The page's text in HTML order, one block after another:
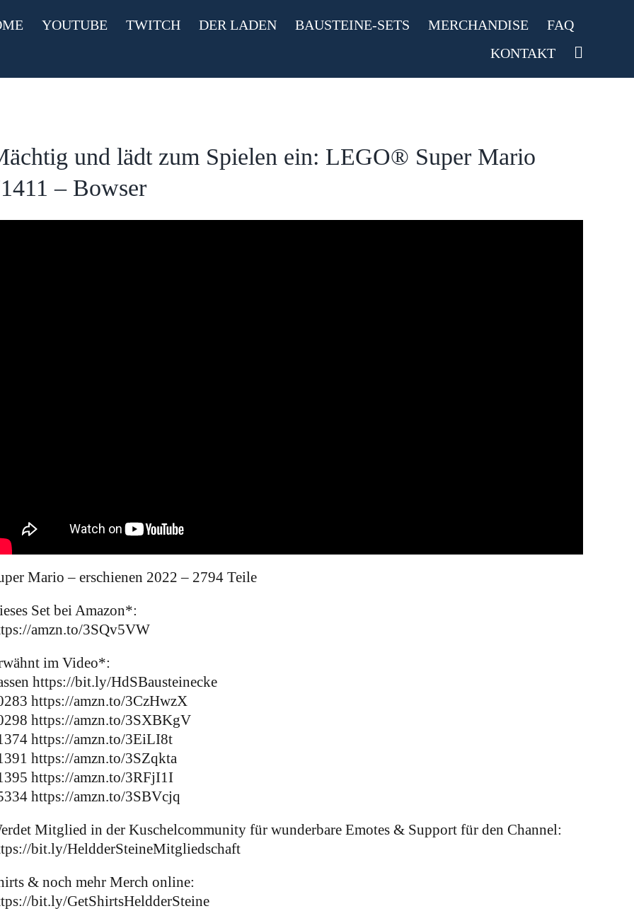
YOUTUBE TWITCH DER LADEN BAUSTEINE-SETS MERCHANDISE
FAQ
KONTAKT
und lädt zum Spielen ein: LEGO® Super Mario
– Bowser
Mario – erschienen 2022 – 2794 Teile
Set bei Amazon*:
amzn.to/3SQv5VW
im Video*:
https://bit.ly/HdSBausteinecke
https://amzn.to/3CzHwzX
https://amzn.to/3SXBKgV
https://amzn.to/3EiLI8t
https://amzn.to/3SZqkta
https://amzn.to/3RFjI1I
https://amzn.to/3SBVcjq
Mitglied in der Kuschelcommunity für wunderbare Emotes & Support für den Channel:
bit.ly/HeldderSteineMitgliedschaft
& noch mehr Merch online:
bit.ly/GetShirtsHeldderSteine